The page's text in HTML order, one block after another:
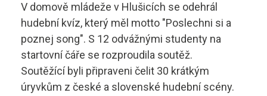
Elektrotechnik
Automechanik
Řezník - uzenář
Ubytování ›
Základní informace
Školící středisko
Kontakty
vyhledávání
V domově mládeže v Hlušicích se odehrál
hudební kvíz, který měl motto "Poslechni si a
poznej song". S 12 odvážnými studenty na
startovní čáře se rozproudila soutěž.
Soutěžící byli připraveni čelit 30 krátkým
úryvkům z české a slovenské hudební scény.